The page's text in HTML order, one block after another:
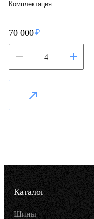
Комплектация
70 000
Каталог
Шины